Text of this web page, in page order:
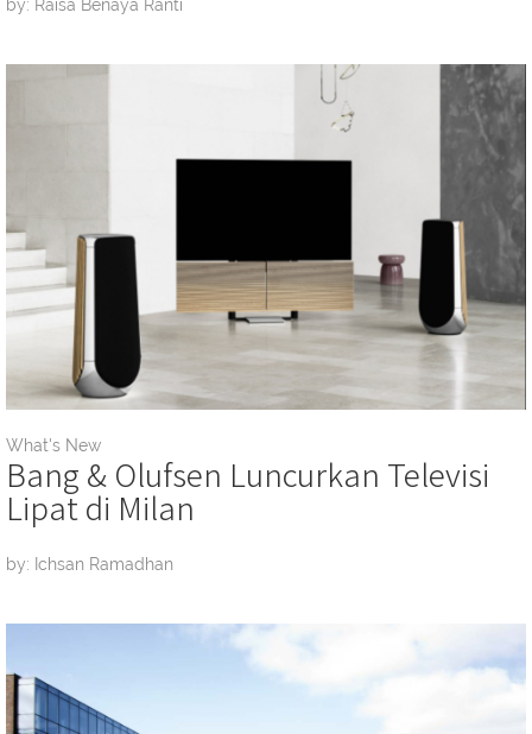
by: Raisa Benaya Ranti
What's New
Bang & Olufsen Luncurkan Televisi
Lipat di Milan
by: Ichsan Ramadhan